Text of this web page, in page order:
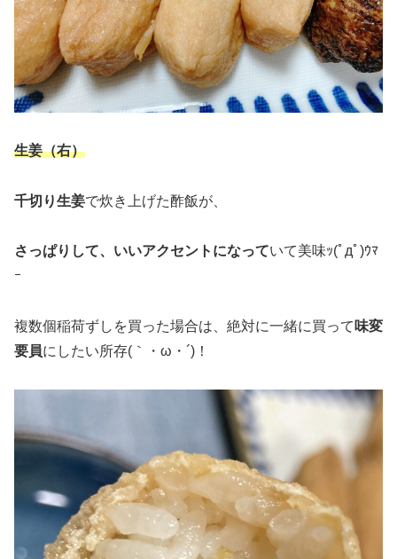
生姜（右）
千切り生姜で炊き上げた酢飯が、
さっぱりして、いいアクセントになっていて美味ｯ(ﾟдﾟ)ｳﾏ
ｰ
複数個稲荷ずしを買った場合は、絶対に一緒に買って 味変
要員にしたい所存(｀・ω・´)！